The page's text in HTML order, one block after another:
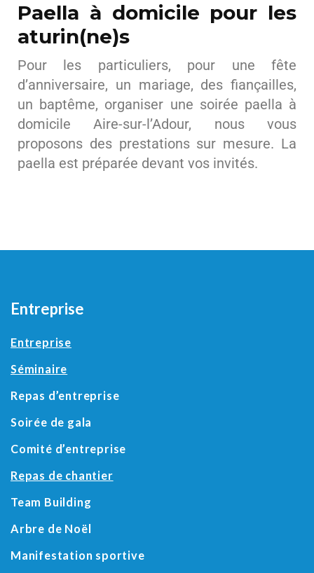
Paella à domicile pour les
aturin(ne)s
Pour les particuliers, pour une fête
d’anniversaire, un mariage, des fiançailles,
un baptême, organiser une soirée paella à
domicile Aire-sur-l’Adour, nous vous
proposons des prestations sur mesure. La
paella est préparée devant vos invités.
Entreprise
Entreprise
Séminaire
Repas d’entreprise
Soirée de gala
Comité d’entreprise
Repas de chantier
Team Building
Arbre de Noël
Manifestation sportive